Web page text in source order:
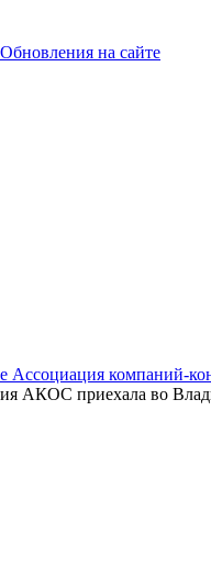
Обновления на сайте
компаний-
АКОС приехала во